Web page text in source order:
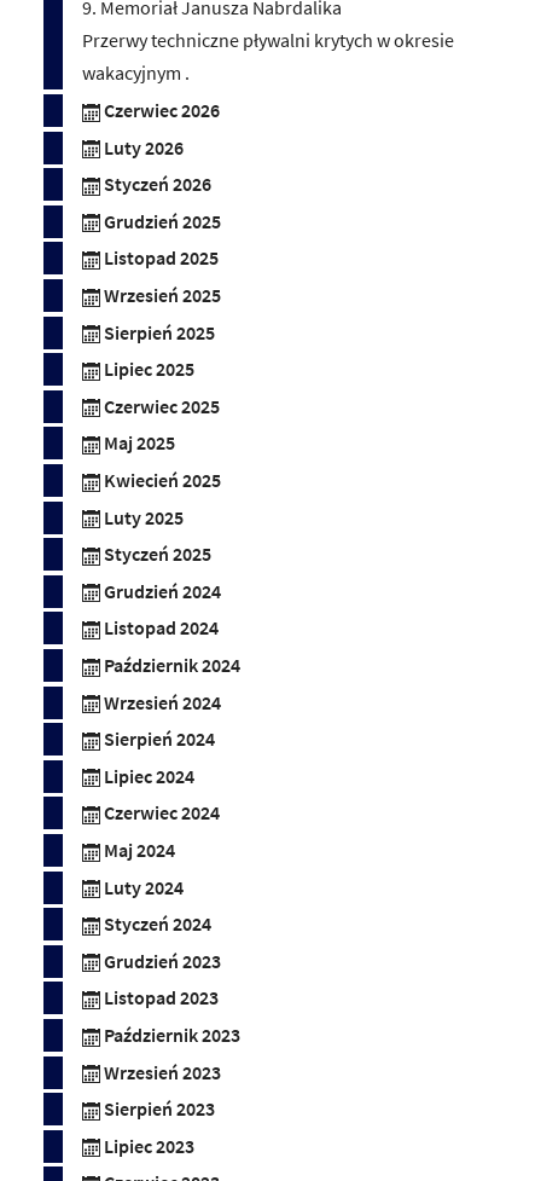
9. Memoriał Janusza Nabrdalika
Przerwy techniczne pływalni krytych w okresie
wakacyjnym .
Czerwiec 2026
Luty 2026
Styczeń 2026
Grudzień 2025
Listopad 2025
Wrzesień 2025
Sierpień 2025
Lipiec 2025
Czerwiec 2025
Maj 2025
Kwiecień 2025
Luty 2025
Styczeń 2025
Grudzień 2024
Listopad 2024
Październik 2024
Wrzesień 2024
Sierpień 2024
Lipiec 2024
Czerwiec 2024
Maj 2024
Luty 2024
Styczeń 2024
Grudzień 2023
Listopad 2023
Październik 2023
Wrzesień 2023
Sierpień 2023
Lipiec 2023